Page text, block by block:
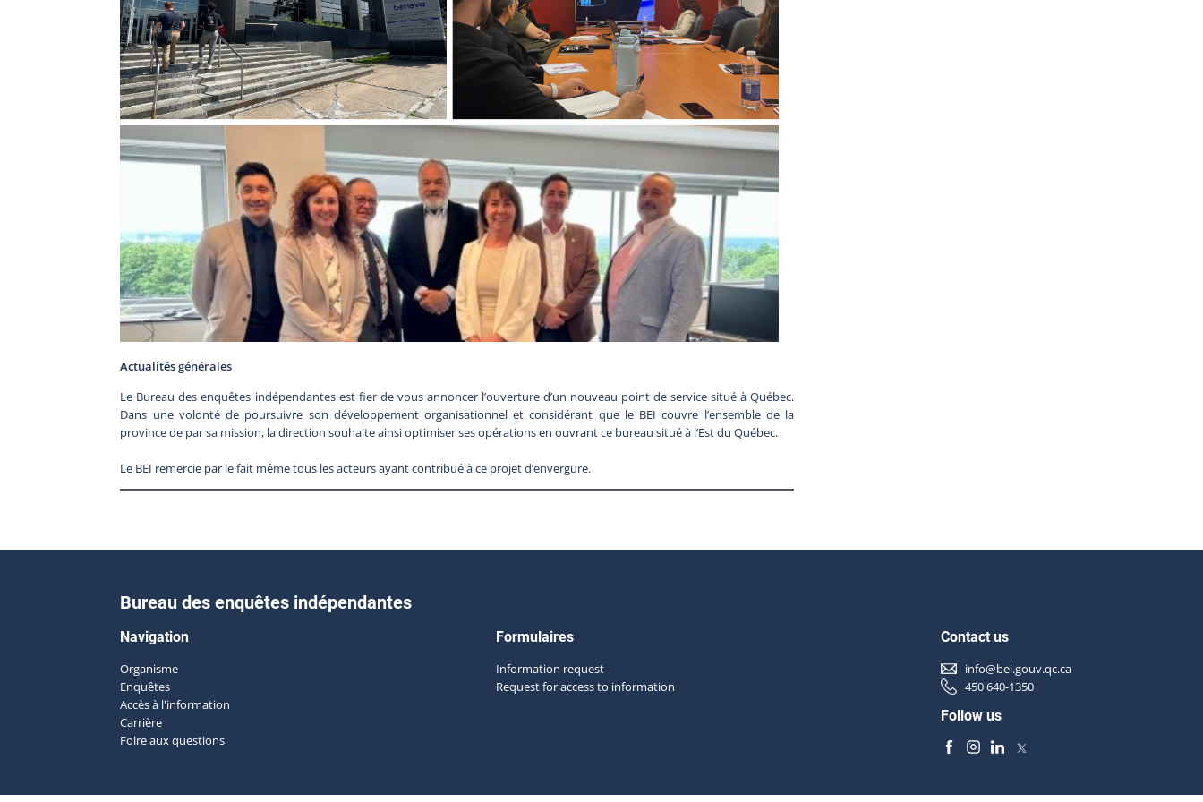
Actualités générales
Le Bureau des enquêtes indépendantes est fier de vous annoncer l’ouverture d’un nouveau point de service situé à Québec.
Dans une volonté de poursuivre son développement organisationnel et considérant que le BEI couvre l’ensemble de la
province de par sa mission, la direction souhaite ainsi optimiser ses opérations en ouvrant ce bureau situé à l’Est du Québec.
Le BEI remercie par le fait même tous les acteurs ayant contribué à ce projet d’envergure.
Bureau des enquêtes indépendantes
Navigation
Organisme
Enquêtes
Accès à l'information
Carrière
Foire aux questions
Formulaires
Information request
Request for access to information
Contact us
info@bei.gouv.qc.ca
450 640-1350
Follow us